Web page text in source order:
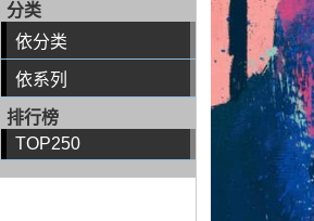
分类
依分类
依系列
排行榜
TOP250